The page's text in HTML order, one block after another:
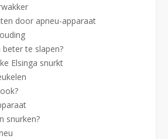
door apneu-apparaat
te slapen?
Elsinga snurkt
snurken?